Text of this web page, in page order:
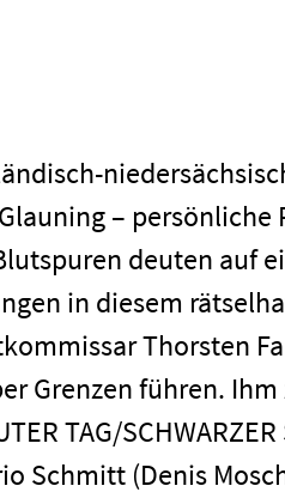
– persönliche
deuten auf
in diesem
Thorsten
Grenzen führen.
TAG/
Schmitt (Denis